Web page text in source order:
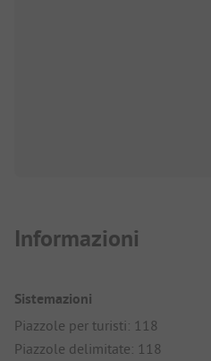
Informazioni
Sistemazioni
Piazzole per turisti: 118
Piazzole delimitate: 118